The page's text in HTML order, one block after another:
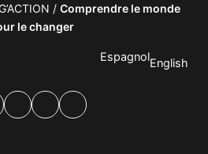
/ Comprendre le monde
le changer
EspagnolEnglish